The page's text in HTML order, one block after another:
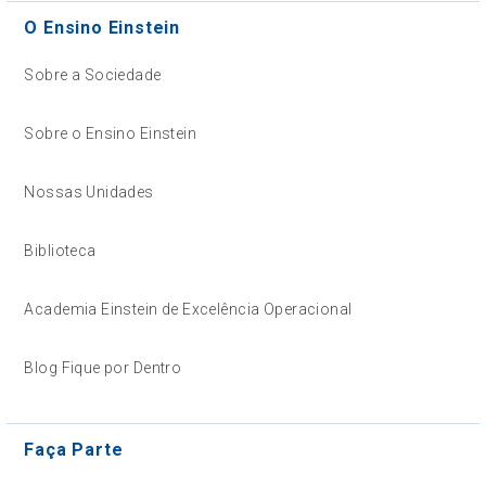
O Ensino Einstein
Sobre a Sociedade
Sobre o Ensino Einstein
Nossas Unidades
Biblioteca
Academia Einstein de Excelência Operacional
Blog Fique por Dentro
Faça Parte